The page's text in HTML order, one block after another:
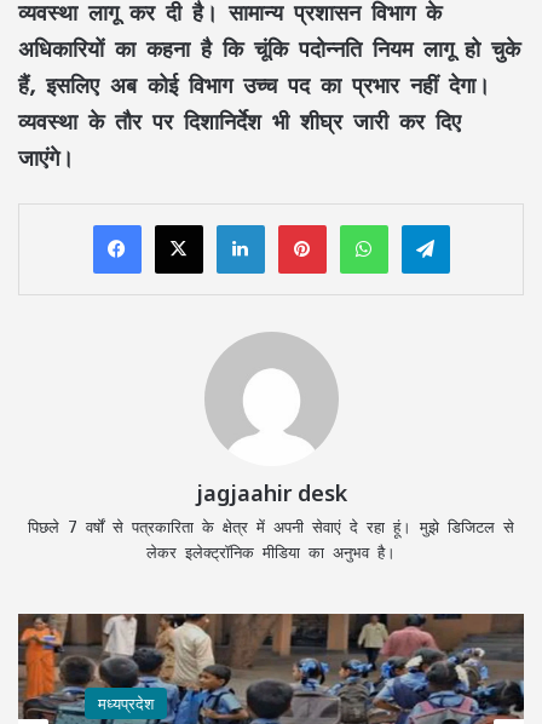
व्यवस्था लागू कर दी है। सामान्य प्रशासन विभाग के
अधिकारियों का कहना है कि चूंकि पदोन्नति नियम लागू हो चुके
हैं, इसलिए अब कोई विभाग उच्च पद का प्रभार नहीं देगा।
व्यवस्था के तौर पर दिशानिर्देश भी शीघ्र जारी कर दिए
जाएंगे।
LinkedInPinterestWhatsAppTelegram
jagjaahir desk
पिछले 7 वर्षों से पत्रकारिता के क्षेत्र में अपनी सेवाएं दे रहा हूं। मुझे डिजिटल से
लेकर इलेक्ट्रॉनिक मीडिया का अनुभव है।
मध्यप्रदेश